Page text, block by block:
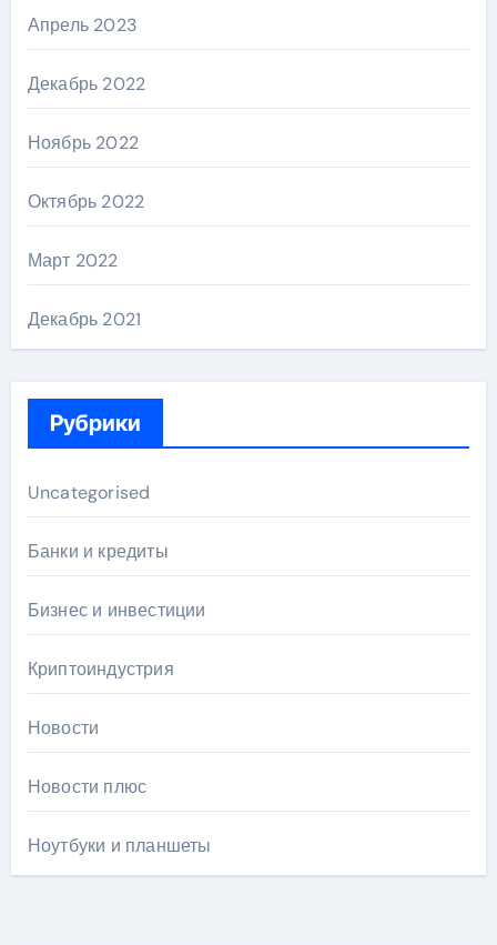
Апрель 2023
Декабрь 2022
Ноябрь 2022
Октябрь 2022
Март 2022
Декабрь 2021
Рубрики
Uncategorised
Банки и кредиты
Бизнес и инвестиции
Криптоиндустрия
Новости
Новости плюс
Ноутбуки и планшеты